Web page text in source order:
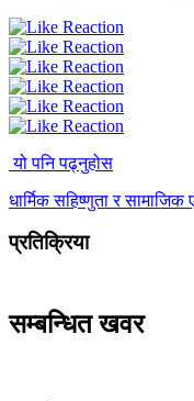
यो पनि पढ्नुहोस
धार्मिक सहिष्णुता र सामाजिक
प्रतिक्रिया
सम्बन्धित खवर